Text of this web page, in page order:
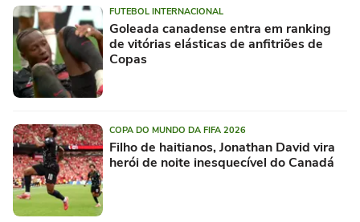
FUTEBOL INTERNACIONAL
Goleada canadense entra em ranking
de vitórias elásticas de anfitriões de
Copas
COPA DO MUNDO DA FIFA 2026
Filho de haitianos, Jonathan David vira
herói de noite inesquecível do Canadá